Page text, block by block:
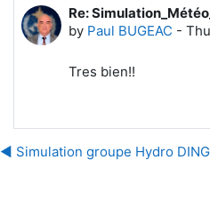
In reply to Hassan
Re:
by Paul BUGEAC -
Tres bien!!
◀︎ Simulation groupe Hydro